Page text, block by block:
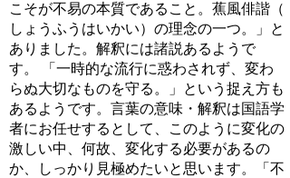
こそが不易の本質であること。蕉風俳諧（
しょうふうはいかい）の理念の一つ。」と
ありました。解釈には諸説あるようで
す。 「一時的な流行に惑わされず、変わ
らぬ大切なものを守る。」という捉え方も
あるようです。言葉の意味・解釈は国語学
者にお任せするとして、このように変化の
激しい中、何故、変化する必要があるの
か、しっかり見極めたいと思います。「不